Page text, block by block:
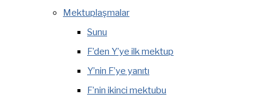
Mektuplaşmalar
Sunu
F’den Y’ye ilk mektup
Y’nin F’ye yanıtı
F’nin ikinci mektubu